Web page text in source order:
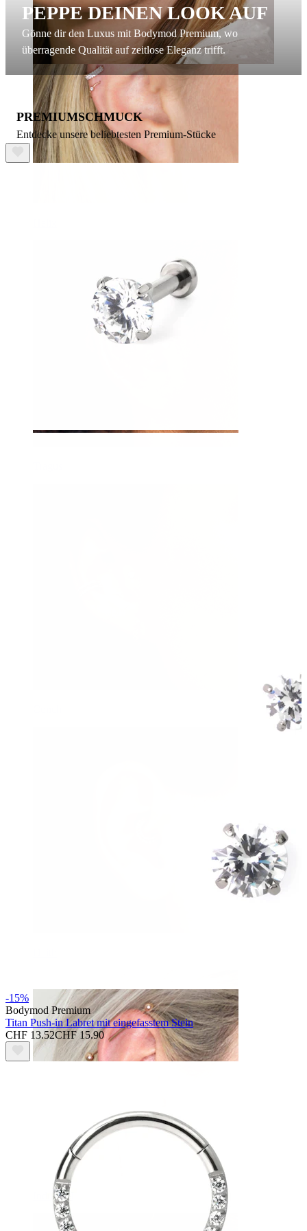
Industrial
PEPPE DEINEN LOOK AUF
Gönne dir den Luxus mit Bodymod Premium, wo
überragende Qualität auf zeitlose Eleganz trifft.
PREMIUMSCHMUCK
Entdecke unsere beliebtesten Premium-Stücke
-15%
Bodymod Premium
Titan Push-in Labret mit eingefasstem Stein
CHF 13.52CHF 15.90